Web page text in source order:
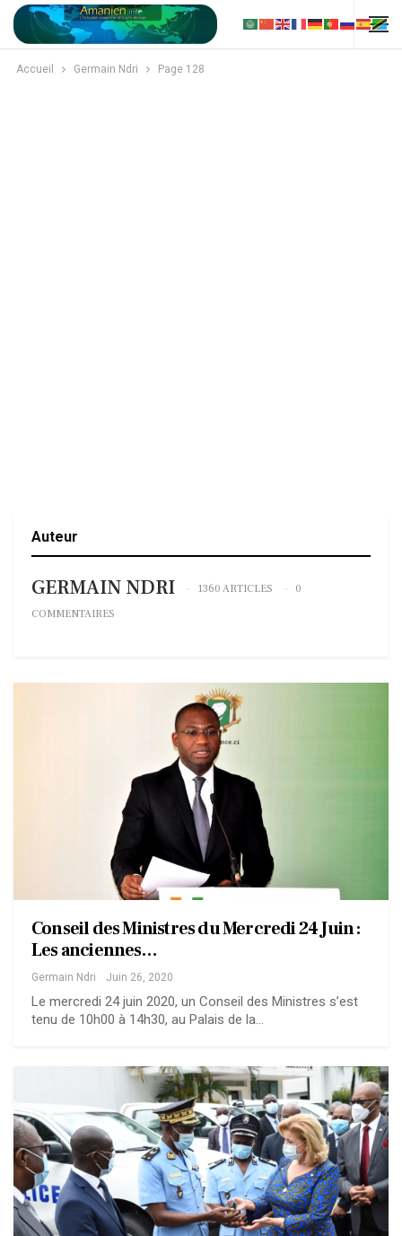
Accueil Germain Ndri Page 128
Auteur
GERMAIN NDRI 1360 ARTICLES
0
COMMENTAIRES
Conseil des Ministres du Mercredi 24 Juin :
Les anciennes…
Germain Ndri Juin 26, 2020
Le mercredi 24 juin 2020, un Conseil des Ministres s’est
tenu de 10h00 à 14h30, au Palais de la…